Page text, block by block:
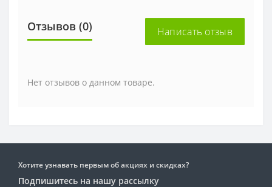
Отзывов (0) Написать отзыв
Нет отзывов о данном товаре.
Хотите узнавать первым об акциях и скидках?
Подпишитесь на нашу рассылку